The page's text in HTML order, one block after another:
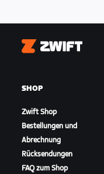
Zwift
SHOP
Zwift Shop
Bestellungen und
Abrechnung
Rücksendungen
FAQ zum Shop